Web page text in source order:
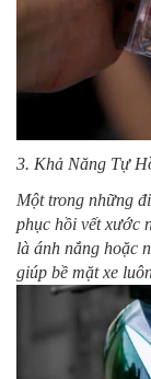
3. Khả Năng Tự
Một trong những
phục hồi vết xước
là ánh nắng hoặc
giúp bề mặt xe